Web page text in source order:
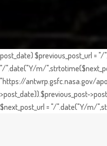
post_date) $previous_post_url =
"/".date("Y/m/
"https://antwrp.gsfc.nasa.gov/
>post_date)).$previous_post-
$next_post_url = "/".date("Y/m/